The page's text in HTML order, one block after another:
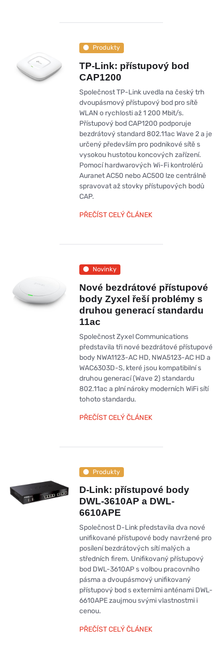
Produkty
TP-Link: přístupový bod
CAP1200
Společnost TP-Link uvedla na český trh
dvoupásmový přístupový bod pro sítě
WLAN o rychlosti až 1 200 Mbit/s.
Přístupový bod CAP1200 podporuje
bezdrátový standard 802.11ac Wave 2 a je
určený především pro podnikové sítě s
vysokou hustotou koncových zařízení.
Pomocí hardwarových Wi-Fi kontrolérů
Auranet AC50 nebo AC500 lze centrálně
spravovat až stovky přístupových bodů
CAP.
PŘEČÍST CELÝ ČLÁNEK
Novinky
Nové bezdrátové přístupové
body Zyxel řeší problémy s
druhou generací standardu
11ac
Společnost Zyxel Communications
představila tři nové bezdrátové přístupové
body NWA1123-AC HD, NWA5123-AC HD a
WAC6303D-S, které jsou kompatibilní s
druhou generací (Wave 2) standardu
802.11ac a plní nároky moderních WiFi sítí
tohoto standardu.
PŘEČÍST CELÝ ČLÁNEK
Produkty
D-Link: přístupové body
DWL-3610AP a DWL-
6610APE
Společnost D-Link představila dva nové
unifikované přístupové body navržené pro
posílení bezdrátových sítí malých a
středních firem. Unifikovaný přístupový
bod DWL-3610AP s volbou pracovního
pásma a dvoupásmový unifikovaný
přístupový bod s externími anténami DWL-
6610APE zaujmou svými vlastnostmi i
cenou.
PŘEČÍST CELÝ ČLÁNEK